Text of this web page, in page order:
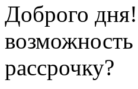
Доброго
рассрочку?